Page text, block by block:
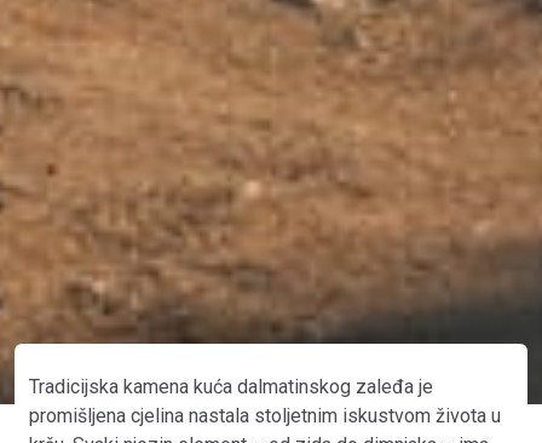
Tradicijska kamena kuća dalmatinskog zaleđa je
promišljena cjelina nastala stoljetnim iskustvom života u